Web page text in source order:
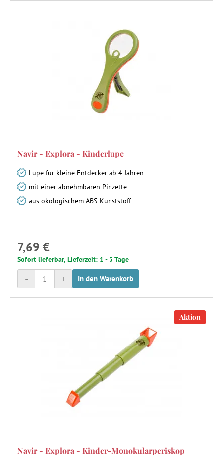
Navir - Explora - Kinderlupe
Lupe für kleine Entdecker ab 4 Jahren
mit einer abnehmbaren Pinzette
aus ökologischem ABS-Kunststoff
7,69 €
Sofort lieferbar, Lieferzeit: 1 - 3 Tage
+
- In den Warenkorb
Aktion
Navir - Explora - Kinder-Monokularperiskop